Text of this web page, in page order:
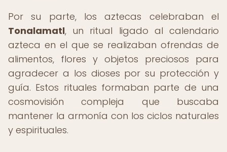
Por su parte, los aztecas celebraban el
Tonalamatl, un ritual ligado al calendario
azteca en el que se realizaban ofrendas de
alimentos, flores y objetos preciosos para
agradecer a los dioses por su protección y
guía. Estos rituales formaban parte de una
cosmovisión compleja que buscaba
mantener la armonía con los ciclos naturales
y espirituales.